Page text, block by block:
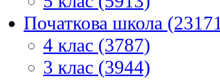
Початкова школа
4 клас (3787)
3 клас (3944)